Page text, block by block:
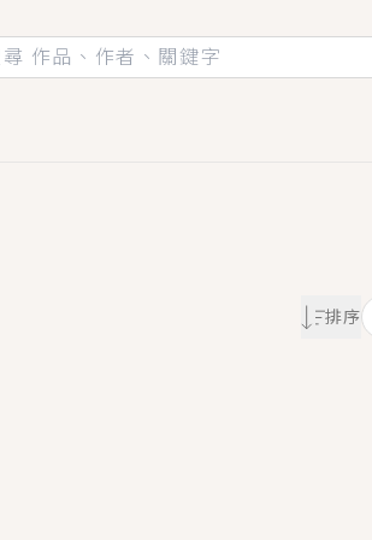
她頭也不回找新歡，他居然還後
愛GL漫畫！
〃)♡→
！
逐著她……
排序